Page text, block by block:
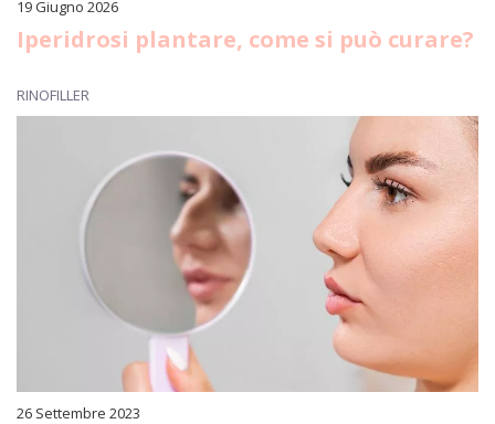
19 Giugno 2026
Iperidrosi plantare, come si può curare?
RINOFILLER
26 Settembre 2023